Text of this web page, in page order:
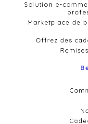
Solution e-
Marketplace de
Offrez des